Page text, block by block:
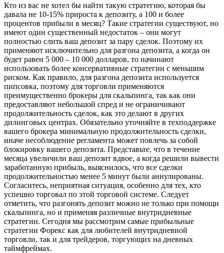
Кто из вас не хотел бы найти такую стратегию, которая бы
давала не 10-15% прироста к депозиту, а 100 и более
процентов прибыли в месяц? Такие стратегии существуют, но
имеют один существенный недостаток – они могут
полностью слить ваш депозит за пару сделок. Поэтому их
применяют исключительно для разгона депозита, а когда он
будет равен 5 000 – 10 000 долларов, то начинают
использовать более консервативные стратегии с меньшим
риском. Как правило, для разгона депозита используется
пипсовка, поэтому для торговли применяются
преимущественно брокеры для скальпинга, так как они
предоставляют небольшой спред и не ограничивают
продолжительность сделок, как это делают в других
дилинговых центрах. Обязательно уточняйте в техподдержке
вашего брокера минимальную продолжительность сделки,
иначе несоблюдение регламента может повлечь за собой
блокировку вашего депозита. Представьте, что в течение
месяца увеличили ваш депозит вдвое, а когда решили вывести
заработанную прибыль, выяснилось, что все сделки
продолжительностью менее 5 минут были аннулированы.
Согласитесь, неприятная ситуация, особенно для тех, кто
успешно торговал по этой торговой системе. Следует
отметить, что разгонять депозит можно не только при помощи
скальпинга, но и применяя различные внутридневные
стратегии. Сегодня мы рассмотрим самые прибыльные
стратегии Форекс как для любителей внутридневной
торговли, так и для трейдеров, торгующих на дневных
таймфреймах.